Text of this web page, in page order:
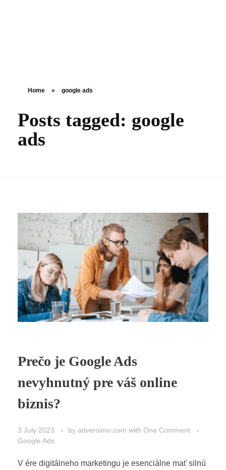
Home » google ads
Posts tagged: google
ads
Prečo je Google Ads
nevyhnutný pre váš online
biznis?
3 July 2023 by adversimo.com with One Comment
Google Ads
V ére digitálneho marketingu je esenciálne mať silnú